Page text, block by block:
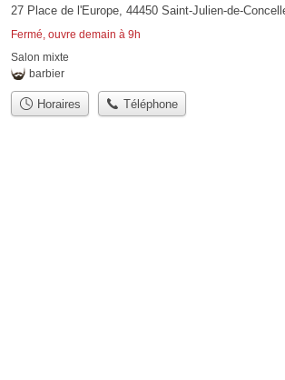
27 Place de l'Europe, 44450 Saint-Julien-de-
Fermé, ouvre demain à 9h
Salon mixte
barbier
Horaires Téléphone